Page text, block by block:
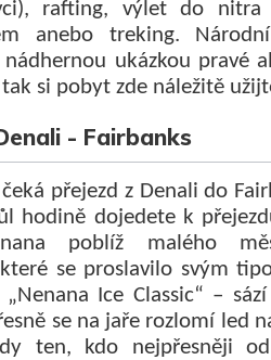
rafting, výlet do nitra
anebo treking.
ukázkou pravé
si pobyt zde náležitě
- Fairbanks
čeká přejezd z Denali do
hodině dojedete k
poblíž malého
se proslavilo svým
„Nenana Ice Classic“ –
se na jaře rozlomí led
ten, kdo nejpřesněji